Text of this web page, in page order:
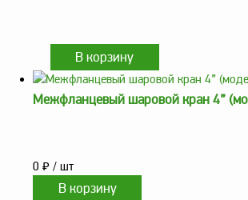
самовывоз
Гарантия
Межфланцевый шаровой кран 4”
0 ₽ / шт